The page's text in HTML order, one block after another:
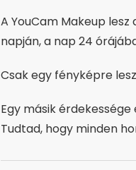
A YouCam Makeup
napján, a nap 24
Csak egy fényképre
Egy másik
Tudtad, hogy minden